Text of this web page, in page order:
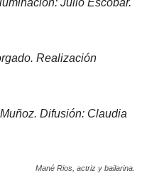
Julio Escobar.
Realización
Difusión: Claudia
Mané Rios, actriz y bailarina.